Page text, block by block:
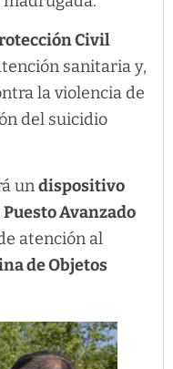
Civil
sanitaria y,
la violencia de
del suicidio
undispositivo
Puesto Avanzado
atención al
de Objetos